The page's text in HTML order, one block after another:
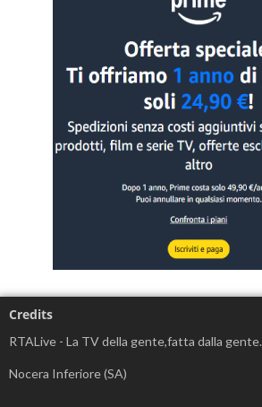
Credits
RTALive - La TV della gente,fatta dalla gente.
Nocera Inferiore (SA)